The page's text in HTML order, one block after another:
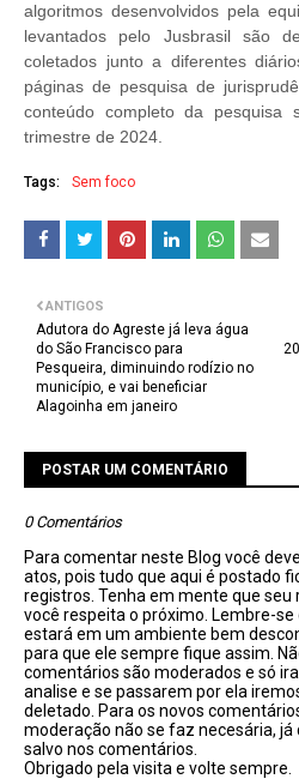
algoritmos desenvolvidos pela
levantados pelo Jusbrasil são
coletados junto a diferentes
páginas de pesquisa de
conteúdo completo da pesquisa
trimestre de 2024.
Tags: Sem foco
ANTIGOS
Adutora do Agreste já leva água
do São Francisco para
Pesqueira, diminuindo rodízio no
município, e vai beneficiar
Alagoinha em janeiro
POSTAR UM COMENTÁRIO
0 Comentários
Para comentar neste Blog você
atos, pois tudo que aqui é postado
registros. Tenha em mente que seu
você respeita o próximo. Lembre-
estará em um ambiente bem
para que ele sempre fique assim.
comentários são moderados e só
analise e se passarem por ela
deletado. Para os novos
moderação não se faz necesária, já
salvo nos comentários.
Obrigado pela visita e volte sempre.